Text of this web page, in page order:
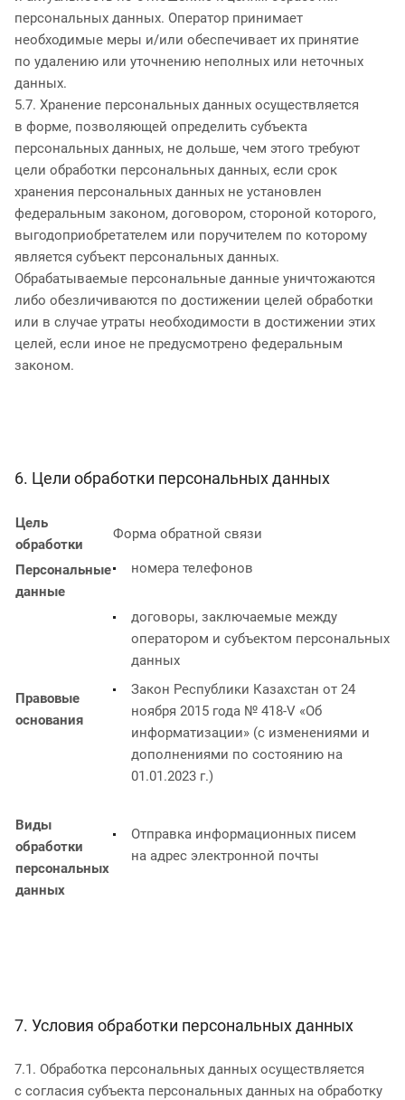
персональных данных. Оператор принимает
необходимые меры и/или обеспечивает их принятие
по удалению или уточнению неполных или неточных
данных.
5.7. Хранение персональных данных осуществляется
в форме, позволяющей определить субъекта
персональных данных, не дольше, чем этого требуют
цели обработки персональных данных, если срок
хранения персональных данных не установлен
федеральным законом, договором, стороной которого,
выгодоприобретателем или поручителем по которому
является субъект персональных данных.
Обрабатываемые персональные данные уничтожаются
либо обезличиваются по достижении целей обработки
или в случае утраты необходимости в достижении этих
целей, если иное не предусмотрено федеральным
законом.
6. Цели обработки персональных данных
Цель
обработки
Форма обратной связи
Персональные
данные
номера телефонов
Правовые
основания
договоры, заключаемые между
оператором и субъектом персональных
данных
Закон Республики Казахстан от 24
ноября 2015 года № 418-V «Об
информатизации» (с изменениями и
дополнениями по состоянию на
01.01.2023 г.)
Виды
обработки
персональных
данных
Отправка информационных писем
на адрес электронной почты
7. Условия обработки персональных данных
7.1. Обработка персональных данных осуществляется
с согласия субъекта персональных данных на обработку